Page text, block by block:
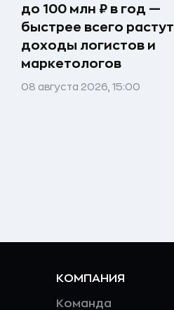
до 100 млн ₽ в год —
быстрее всего растут
доходы логистов и
маркетологов
08 августа 2026, 15:00
КОМПАНИЯ
Команда